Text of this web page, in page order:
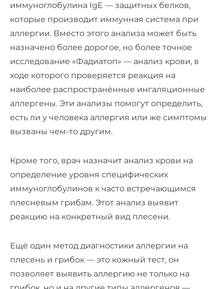
иммуноглобулина IgE — защитных белков,
которые производит иммунная система при
аллергии. Вместо этого анализа может быть
назначено более дорогое, но более точное
исследование «Фадиатоп» — анализ крови, в
ходе которого проверяется реакция на
наиболее распространённые ингаляционные
аллергены. Эти анализы помогут определить,
есть ли у человека аллергия или же симптомы
вызваны чем-то другим.
Кроме того, врач назначит анализ крови на
определение уровня специфических
иммуноглобулинов к часто встречающимся
плесневым грибам. Этот анализ выявит
реакцию на конкретный вид плесени.
Ещё один метод диагностики аллергии на
плесень и грибок — это кожный тест, он
позволяет выявить аллергию не только на